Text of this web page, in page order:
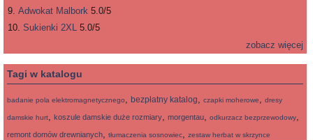
Adwokat Malbork 5.0/5
Sukienki 2XL 5.0/5
zobacz więcej
Tagi w katalogu
badanie pola elektromagnetycznego, bezpłatny katalog, czapki moherowe, dresy
damskie hurt, koszule damskie duże rozmiary, morgentau, odkurzacz bezprzewodowy,
remont domów drewnianych, tłumaczenia sosnowiec, zestaw herbat w skrzynce